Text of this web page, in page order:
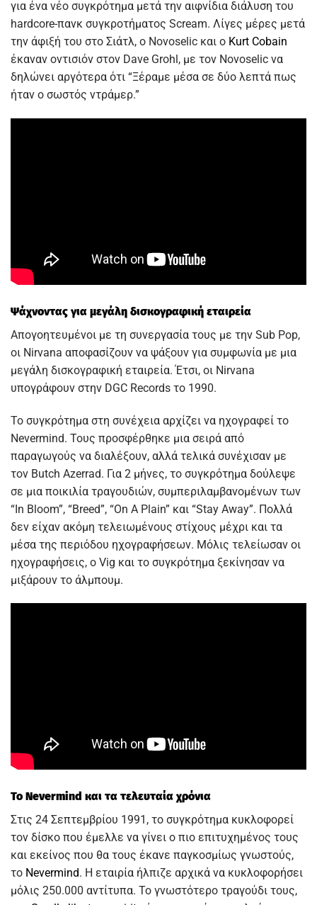
για ένα νέο συγκρότημα μετά την αιφνίδια διάλυση του
hardcore-πανκ συγκροτήματος Scream. Λίγες μέρες μετά
την άφιξή του στο Σιάτλ, ο Novoselic και ο Kurt Cobain
έκαναν οντισιόν στον Dave Grohl, με τον Novoselic να
δηλώνει αργότερα ότι “Ξέραμε μέσα σε δύο λεπτά πως
ήταν ο σωστός ντράμερ.”
Ψάχνοντας για μεγάλη δισκογραφική εταιρεία
Απογοητευμένοι με τη συνεργασία τους με την Sub Pop,
οι Nirvana αποφασίζουν να ψάξουν για συμφωνία με μια
μεγάλη δισκογραφική εταιρεία. Έτσι, οι Nirvana
υπογράφουν στην DGC Records το 1990.
Το συγκρότημα στη συνέχεια αρχίζει να ηχογραφεί το
Nevermind. Τους προσφέρθηκε μια σειρά από
παραγωγούς να διαλέξουν, αλλά τελικά συνέχισαν με
τον Butch Azerrad. Για 2 μήνες, το συγκρότημα δούλεψε
σε μια ποικιλία τραγουδιών, συμπεριλαμβανομένων των
“In Bloom”, “Breed”, “On A Plain” και “Stay Away”. Πολλά
δεν είχαν ακόμη τελειωμένους στίχους μέχρι και τα
μέσα της περιόδου ηχογραφήσεων. Μόλις τελείωσαν οι
ηχογραφήσεις, ο Vig και το συγκρότημα ξεκίνησαν να
μιξάρουν το άλμπουμ.
Το Nevermind και τα τελευταία χρόνια
Στις 24 Σεπτεμβρίου 1991, το συγκρότημα κυκλοφορεί
τον δίσκο που έμελλε να γίνει ο πιο επιτυχημένος τους
και εκείνος που θα τους έκανε παγκοσμίως γνωστούς,
το Nevermind. Η εταιρία ήλπιζε αρχικά να κυκλοφορήσει
μόλις 250.000 αντίτυπα. Το γνωστότερο τραγούδι τους,